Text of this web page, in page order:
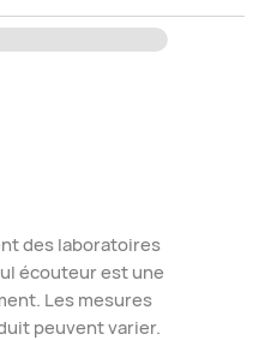
des laboratoires
écouteur est une
Les mesures
peuvent varier.